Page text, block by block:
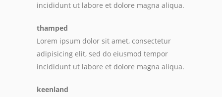
incididunt ut labore et dolore magna aliqua.
thamped
Lorem ipsum dolor sit amet, consectetur
adipisicing elit, sed do eiusmod tempor
incididunt ut labore et dolore magna aliqua.
keenland